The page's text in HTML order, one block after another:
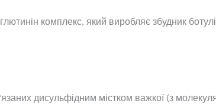
комплекс, який виробляє збудник
дисульфідним містком важкої (з